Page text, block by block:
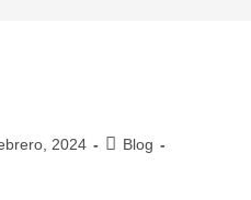
2024
Blog